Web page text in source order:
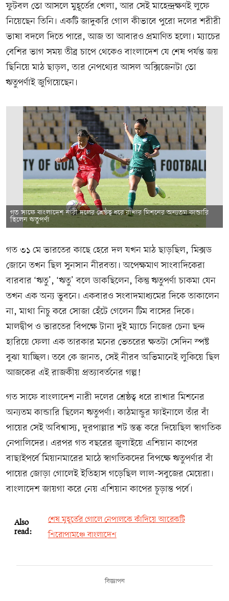
ফুটবল তো আসলে মুহূর্তের খেলা, আর সেই মাহেন্দ্রক্ষণই লুফে
নিয়েছেন তিনি। একটি জাদুকরি গোল কীভাবে পুরো দলের শরীরী
ভাষা বদলে দিতে পারে, আজ তা আবারও প্রমাণিত হলো। ম্যাচের
বেশির ভাগ সময় তীব্র চাপে থেকেও বাংলাদেশ যে শেষ পর্যন্ত জয়
ছিনিয়ে মাঠ ছাড়ল, তার নেপথ্যের আসল অক্সিজেনটা তো
ঋতুপর্ণাই জুগিয়েছেন।
গত সাফে বাংলাদেশ নারী দলের শ্রেষ্ঠত্ব ধরে রাখার মিশনের অন্যতম কান্ডারি
ছিলেন ঋতুপর্ণা
গত ৩১ মে ভারতের কাছে হেরে দল যখন মাঠ ছাড়ছিল, মিক্সড
জোনে তখন ছিল সুনসান নীরবতা। অপেক্ষমাণ সাংবাদিকেরা
বারবার ‘ঋতু’, ‘ঋতু’ বলে ডাকছিলেন, কিন্তু ঋতুপর্ণা চাকমা যেন
তখন এক অন্য ভুবনে। একবারও সংবাদমাধ্যমের দিকে তাকালেন
না, মাথা নিচু করে সোজা হেঁটে গেলেন টিম বাসের দিকে।
মালদ্বীপ ও ভারতের বিপক্ষে টানা দুই ম্যাচে নিজের চেনা ছন্দ
হারিয়ে ফেলা এক তারকার মনের ভেতরের ক্ষতটা সেদিন স্পষ্ট
বুঝা যাচ্ছিল। তবে কে জানত, সেই নীরব অভিমানেই লুকিয়ে ছিল
আজকের এই রাজকীয় প্রত্যাবর্তনের গল্প!
গত সাফে বাংলাদেশ নারী দলের শ্রেষ্ঠত্ব ধরে রাখার মিশনের
অন্যতম কান্ডারি ছিলেন ঋতুপর্ণা। কাঠমান্ডুর ফাইনালে তাঁর বাঁ
পায়ের সেই অবিশ্বাস্য, দূরপাল্লার শট স্তব্ধ করে দিয়েছিল স্বাগতিক
নেপালিদের। এরপর গত বছরের জুলাইয়ে এশিয়ান কাপের
বাছাইপর্বে মিয়ানমারের মাঠে স্বাগতিকদের বিপক্ষে ঋতুপর্ণার বাঁ
পায়ের জোড়া গোলেই ইতিহাস গড়েছিল লাল-সবুজের মেয়েরা।
বাংলাদেশ জায়গা করে নেয় এশিয়ান কাপের চূড়ান্ত পর্বে।
Also
read:
শেষ মুহূর্তের গোলে নেপালকে কাঁদিয়ে আরেকটি
শিরোপামঞ্চে বাংলাদেশ
বিজ্ঞাপন